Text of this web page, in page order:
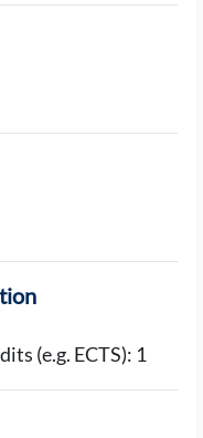
(e.g. ECTS): 1
perusperiaatteet